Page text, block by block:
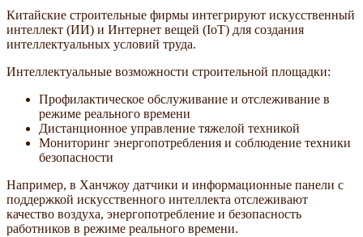
Китайские строительные фирмы интегрируют искусственный
интеллект (ИИ) и Интернет вещей (IoT) для создания
интеллектуальных условий труда.
Интеллектуальные возможности строительной площадки:
Профилактическое обслуживание и отслеживание в
режиме реального времени
Дистанционное управление тяжелой техникой
Мониторинг энергопотребления и соблюдение техники
безопасности
Например, в Ханчжоу датчики и информационные панели с
поддержкой искусственного интеллекта отслеживают
качество воздуха, энергопотребление и безопасность
работников в режиме реального времени.